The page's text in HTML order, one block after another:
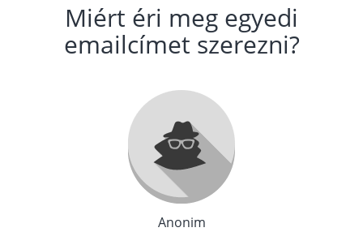
Miért éri meg egyedi
emailcímet szerezni?
Anonim